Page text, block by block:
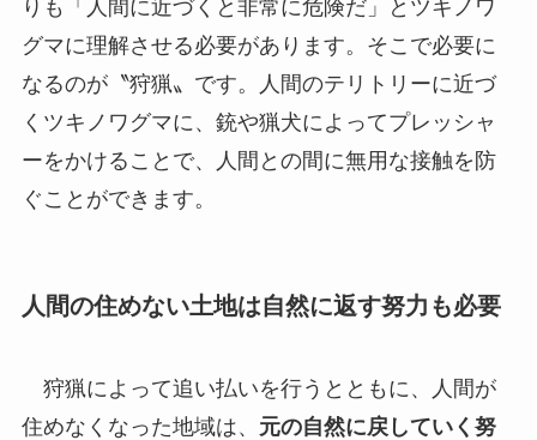
りも「人間に近づくと非常に危険だ」とツキノワ
グマに理解させる必要があります。そこで必要に
なるのが〝狩猟〟です。人間のテリトリーに近づ
くツキノワグマに、銃や猟犬によってプレッシャ
ーをかけることで、人間との間に無用な接触を防
ぐことができます。
人間の住めない土地は自然に返す努力も必要
狩猟によって追い払いを行うとともに、人間が
住めなくなった地域は、 元の自然に戻していく努